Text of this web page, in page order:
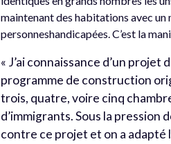
maintenant des habitations avec
personneshandicapées. C’est la
« J’ai connaissance d’un
programme de construction
trois, quatre, voire cinq
d’immigrants. Sous la pression
contre ce projet et on a